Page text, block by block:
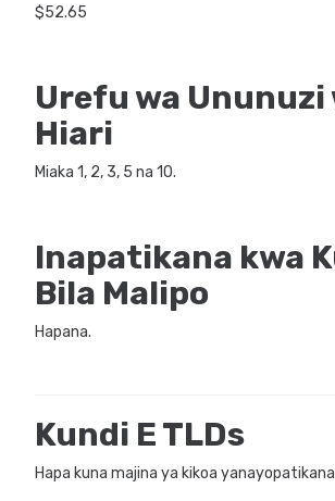
$52.65
Urefu wa Ununuzi
Hiari
Miaka 1, 2, 3, 5 na 10.
Inapatikana kwa
Bila Malipo
Hapana.
Kundi E TLDs
Hapa kuna majina ya kikoa yanayopatikana